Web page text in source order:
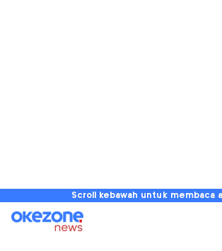
Scroll kebawah untuk membaca